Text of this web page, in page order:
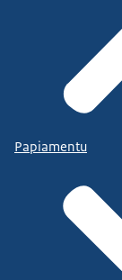
Papiamentu